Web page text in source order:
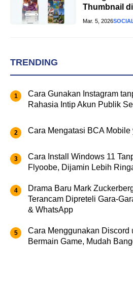
Thumbnail
Mar. 5, 2026
TRENDING
Cara Gunakan Instagram
Rahasia Intip Akun Publik
Cara Mengatasi BCA Mobile
Cara Install Windows 11
Flyoobe, Dijamin Lebih
Drama Baru Mark
Terancam Dipreteli Gara-
& WhatsApp
Cara Menggunakan Discord
Bermain Game, Mudah